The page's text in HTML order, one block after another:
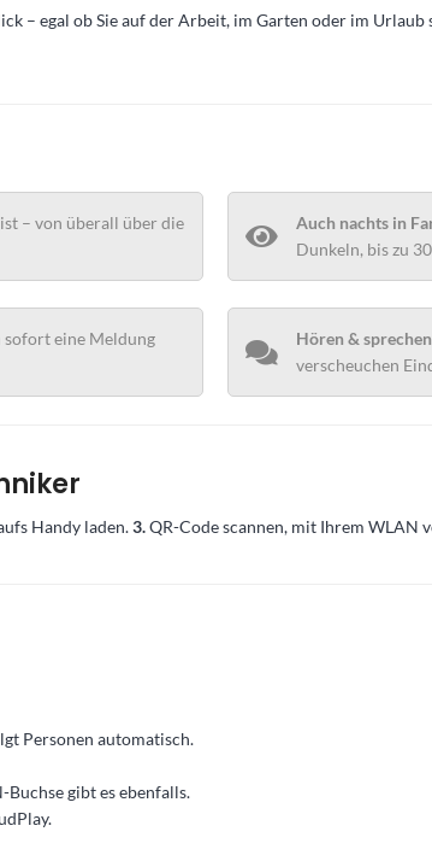
– egal ob Sie auf der Arbeit, im Garten oder im
– von überall über die
sofort eine Meldung
Auch nachts in
Dunkeln, bis zu
Hören &
verscheuchen
Handy laden.3.QR-Code scannen, mit Ihrem WLAN
Personen automatisch.
gibt es ebenfalls.